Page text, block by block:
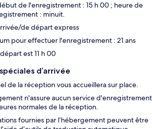
de l'enregistrement : 15 h 00 ; heure de
: minuit.
de départ express
pour effectuer l'enregistrement : 21 ans
est 11 h 00
d’arrivée
de la réception vous accueillera sur place.
n'assure aucun service d'enregistrement
normales de la réception.
fournies par l’hébergement peuvent être